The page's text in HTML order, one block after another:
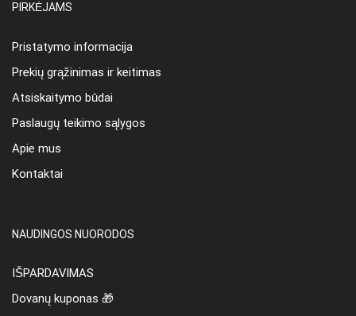
PIRKĖJAMS
Pristatymo informacija
Prekių grąžinimas ir keitimas
Atsiskaitymo būdai
Paslaugų teikimo sąlygos
Apie mus
Kontaktai
NAUDINGOS NUORODOS
IŠPARDAVIMAS
Dovanų kuponas 🎁